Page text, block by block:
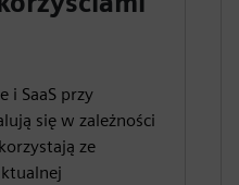
i SaaS przy
się w zależności
ze